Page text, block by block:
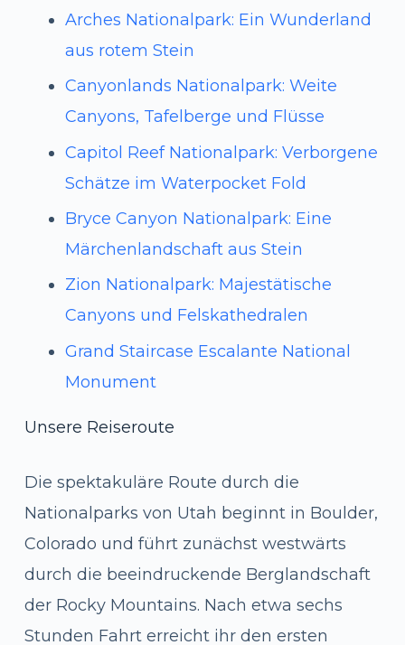
Arches Nationalpark: Ein Wunderland
aus rotem Stein
Canyonlands Nationalpark: Weite
Canyons, Tafelberge und Flüsse
Capitol Reef Nationalpark: Verborgene
Schätze im Waterpocket Fold
Bryce Canyon Nationalpark: Eine
Märchenlandschaft aus Stein
Zion Nationalpark: Majestätische
Canyons und Felskathedralen
Grand Staircase Escalante National
Monument
Unsere Reiseroute
Die spektakuläre Route durch die
Nationalparks von Utah beginnt in Boulder,
Colorado und führt zunächst westwärts
durch die beeindruckende Berglandschaft
der Rocky Mountains. Nach etwa sechs
Stunden Fahrt erreicht ihr den ersten